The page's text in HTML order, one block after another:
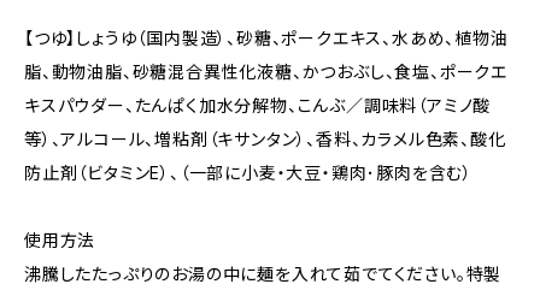
【つゆ】しょうゆ（国内製造）、砂糖、ポークエキス、水あめ、植物油
脂、動物油脂、砂糖混合異性化液糖、かつおぶし、食塩、ポークエ
キスパウダー、たんぱく加水分解物、こんぶ／調味料（アミノ酸
等）、アルコール、増粘剤（キサンタン）、香料、カラメル色素、酸化
防止剤（ビタミンE）、（一部に小麦・大豆・鶏肉･豚肉を含む）
使用方法
沸騰したたっぷりのお湯の中に麺を入れて茹でてください。特製